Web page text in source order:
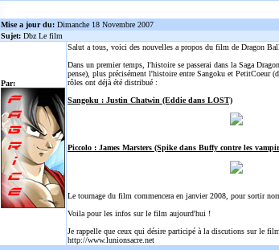
Mise a jour du: Dimanche 18 Novembre 2007
Sujet: Dbz Le film
Par:
Salut a tous, voici des nouvelles a propos du film de Dragon
Dans un premier temps, l'histoire se passerai dans la Saga
pense), plus précisément l'histoire entre Sangoku et PetitCoeur
rôles ont déjà été distribué :
Sangoku : Justin Chatwin (Eddie dans LOST)
Piccolo : James Marsters (Spike dans Buffy contre les
Le tournage du film commencera en janvier 2008, pour sortir
Voila pour les infos sur le film aujourd'hui !
Je rappelle que ceux qui désire participé à la discutions sur le
http://www.lunionsacre.net